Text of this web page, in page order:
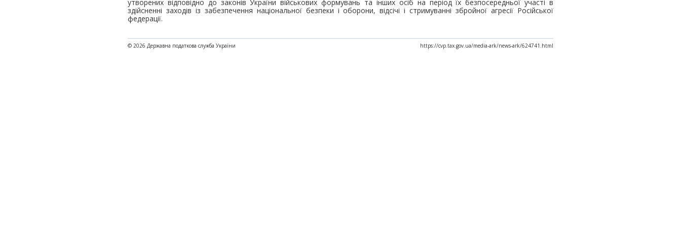
утворених відповідно до законів України військових формувань та інших осіб на період їх безпосередньої участі в
здійсненні заходів із забезпечення національної безпеки і оборони, відсічі і стримуванні збройної агресії Російської
федерації.
© 2026 Державна податкова служба України https://cvp.tax.gov.ua/media-ark/news-ark/624741.html